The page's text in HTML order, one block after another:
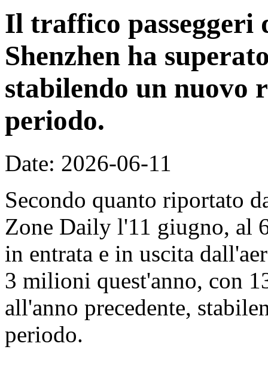
Il traffico passeggeri
Shenzhen ha
stabilendo un nuovo
periodo.
Date: 2026-06-11
Secondo quanto riportato
Zone Daily l'11 giugno, al
in entrata e in uscita
3 milioni quest'anno, con
all'anno precedente,
periodo.